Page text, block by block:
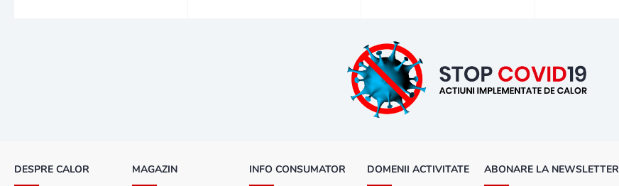
DESPRE CALOR MAGAZIN INFO CONSUMATOR DOMENII ACTIVITATE ABONARE LA NEWSLETTER